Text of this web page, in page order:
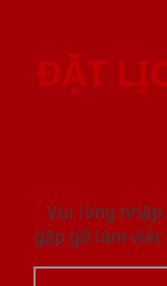
ĐẶT
Vui lòng
gặp gỡ làm